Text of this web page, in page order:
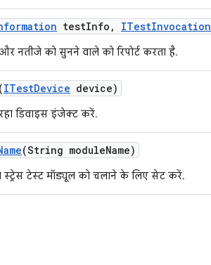
testInfo , ITestInvocation
नतीजे को सुनने वाले को रिपोर्ट करता है.
(ITestDevice device)
डिवाइस इंजेक्ट करें.
(String moduleName)
स्ट्रेस टेस्ट मॉड्यूल को चलाने के लिए सेट करें.